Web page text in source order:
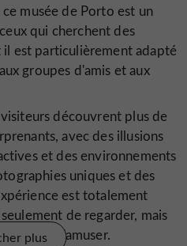
musée de Porto est un
qui cherchent des
est particulièrement adapté
groupes d'amis et aux
découvrent plus de
avec des illusions
et des environnements
uniques et des
est totalement
de regarder, mais
et de s'amuser.
plus